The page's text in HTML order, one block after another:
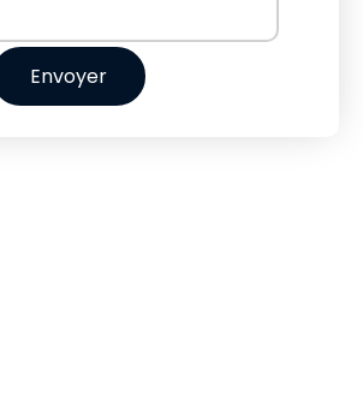
Envoyer